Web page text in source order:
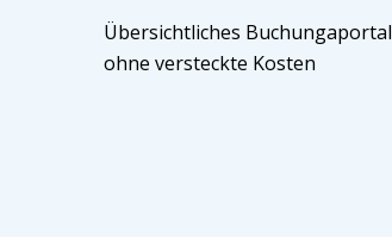
Übersichtliches Buchungaportal
ohne versteckte Kosten